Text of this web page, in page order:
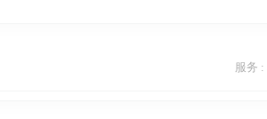
服务 :